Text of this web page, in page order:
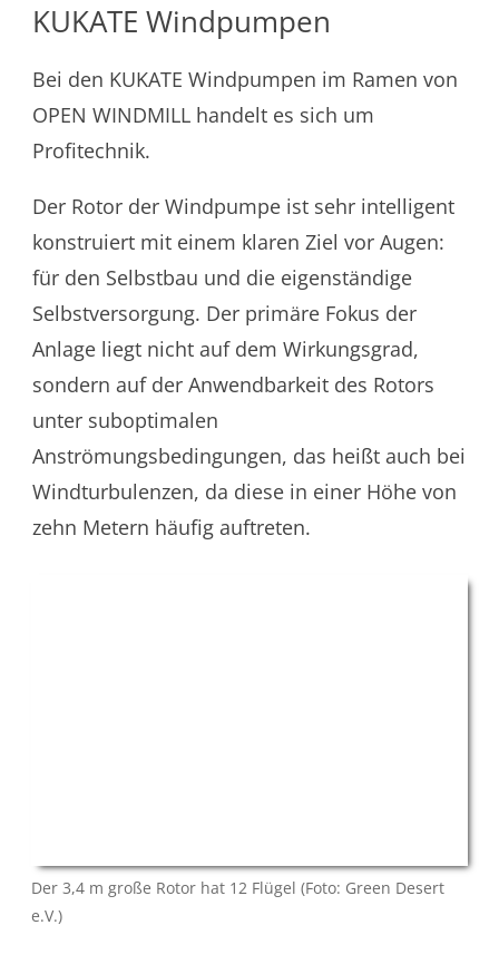
KUKATE Windpumpen
Bei den KUKATE Windpumpen im Ramen von
OPEN WINDMILL handelt es sich um
Profitechnik.
Der Rotor der Windpumpe ist sehr intelligent
konstruiert mit einem klaren Ziel vor Augen:
für den Selbstbau und die eigenständige
Selbstversorgung. Der primäre Fokus der
Anlage liegt nicht auf dem Wirkungsgrad,
sondern auf der Anwendbarkeit des Rotors
unter suboptimalen
Anströmungsbedingungen, das heißt auch bei
Windturbulenzen, da diese in einer Höhe von
zehn Metern häufig auftreten.
Der 3,4 m große Rotor hat 12 Flügel (Foto: Green Desert
e.V.)